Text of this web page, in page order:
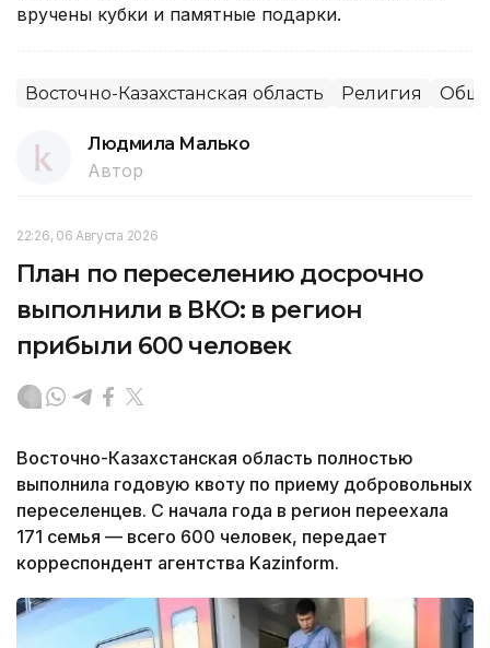
вручены кубки и памятные подарки.
Восточно-Казахстанская область Религия
Людмила Малько
Автор
22:26, 06 Августа 2026
План по переселению досрочно
выполнили в ВКО: в регион
прибыли 600 человек
Восточно-Казахстанская область полностью
выполнила годовую квоту по приему добровольных
переселенцев. С начала года в регион переехала
171 семья — всего 600 человек, передает
корреспондент агентства Kazinform.